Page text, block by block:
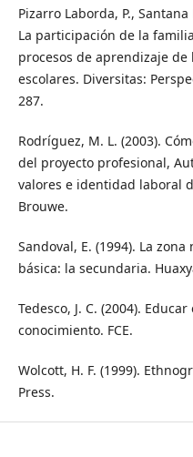
Pizarro Laborda, P.,
La participación de la
procesos de aprendizaje
escolares. Diversitas:
287.
Rodríguez, M. L. (2003).
del proyecto profesional,
valores e identidad laboral
Brouwe.
Sandoval, E. (1994). La
básica: la secundaria.
Tedesco, J. C. (2004).
conocimiento. FCE.
Wolcott, H. F. (1999).
Press.